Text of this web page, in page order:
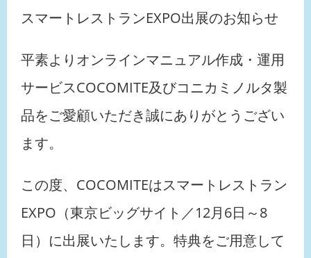
スマートレストランEXPO出展のお知らせ
平素よりオンラインマニュアル作成・運用
サービスCOCOMITE及びコニカミノルタ製
品をご愛顧いただき誠にありがとうござい
ます。
この度、COCOMITEはスマートレストラン
EXPO（東京ビッグサイト／12月6日～8
日）に出展いたします。特典をご用意して